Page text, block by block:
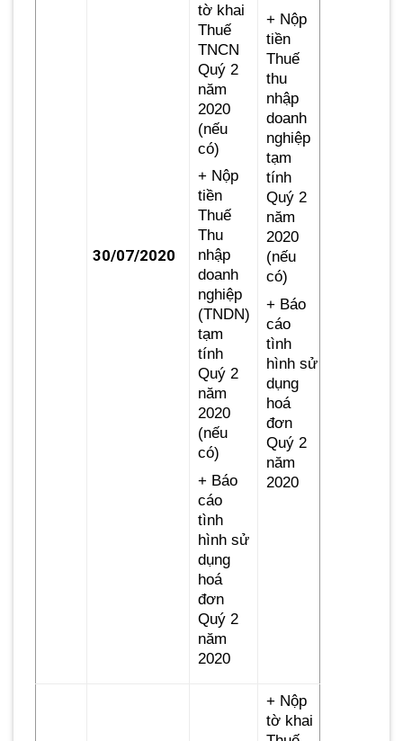
30/07/2020
tờ khai
Thuế
TNCN
Quý 2
năm
2020
(nếu
có)
+ Nộp
tiền
Thuế
Thu
nhập
doanh
nghiệp
(TNDN)
tạm
tính
Quý 2
năm
2020
(nếu
có)
+ Báo
cáo
tình
hình sử
dụng
hoá
đơn
Quý 2
năm
2020
+ Nộp
tiền
Thuế
thu
nhập
doanh
nghiệp
tạm
tính
Quý 2
năm
2020
(nếu
có)
+ Báo
cáo
tình
hình sử
dụng
hoá
đơn
Quý 2
năm
2020
+ Nộp
tờ khai